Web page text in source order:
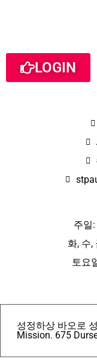
LOGIN
주일
화, 수,
토요
성정하상 바오로
Mission. 675